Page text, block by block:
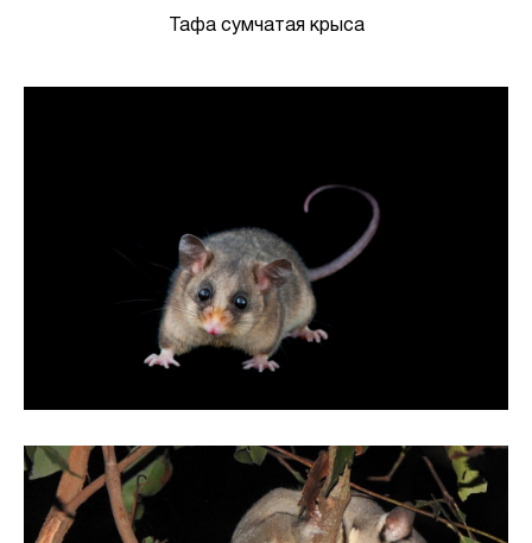
Тафа сумчатая крыса